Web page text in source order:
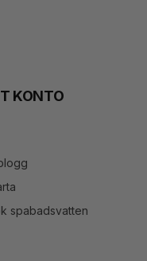
KONTO
spabadsvatten